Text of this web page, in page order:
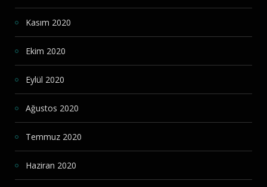
Kasım 2020
Ekim 2020
Eylül 2020
Ağustos 2020
Temmuz 2020
Haziran 2020